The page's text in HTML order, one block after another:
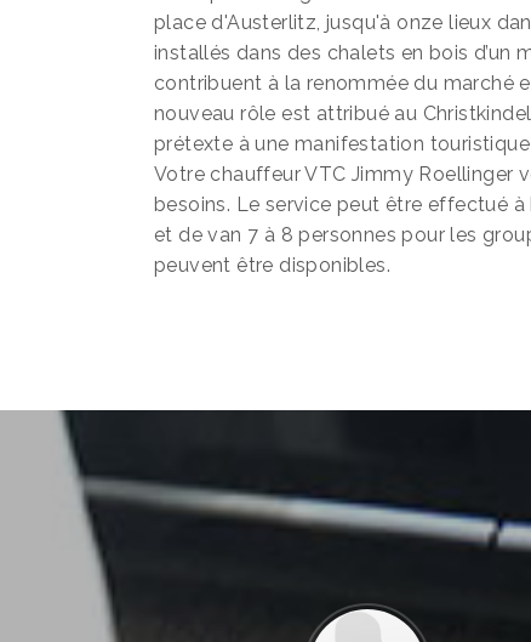
place d'Austerlitz, jusqu'à onze lieux
installés dans des chalets en bois
contribuent à la renommée du marché
nouveau rôle est attribué au
prétexte à une manifestation
Votre chauffeur VTC Jimmy Roellinger
besoins. Le service peut être effectué
et de van 7 à 8 personnes pour les
peuvent être disponibles.